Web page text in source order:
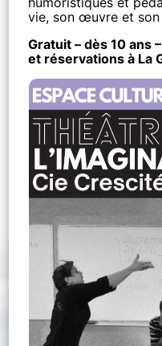
vie, son œuvre et son
Gratuit – dès 10 ans
et réservations à La